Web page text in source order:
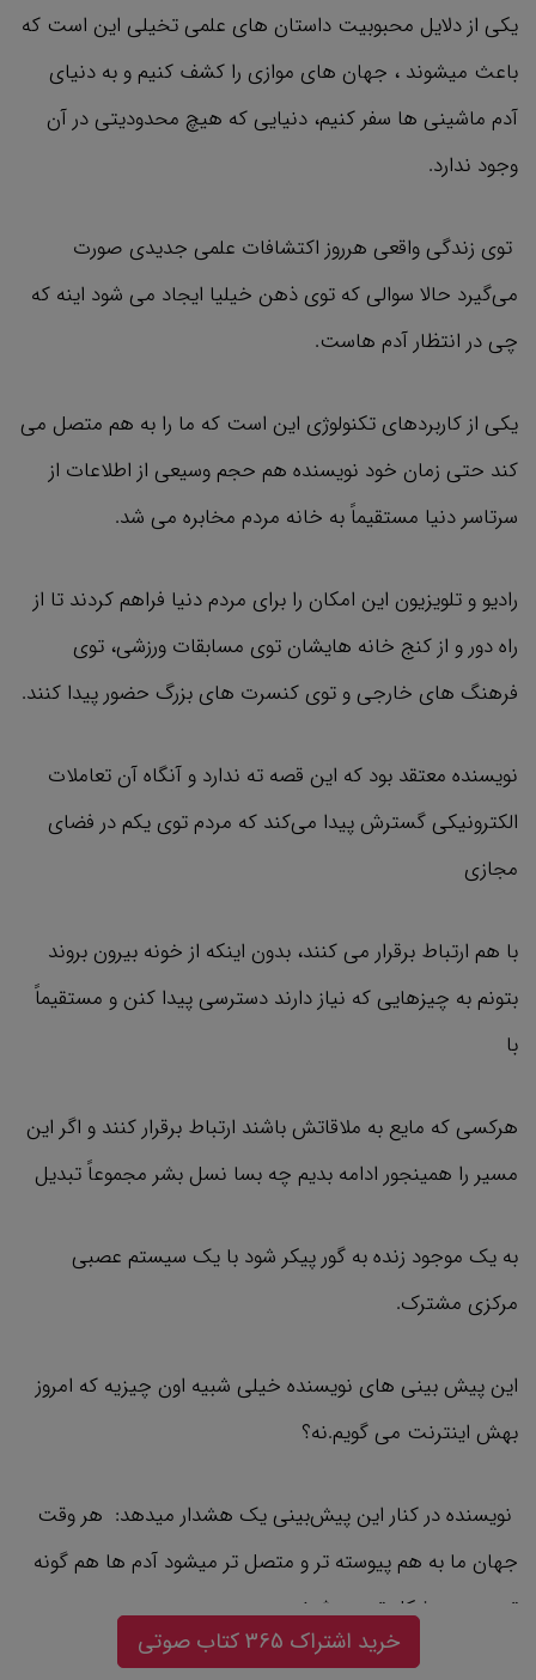
یکی از دلایل محبوبیت داستان های علمی تخیلی این است که
باعث میشوند ، جهان های موازی را کشف کنیم و به دنیای
آدم ماشینی ها سفر کنیم، دنیایی که هیچ محدودیتی در آن
وجود ندارد.
توی زندگی واقعی هرروز اکتشافات علمی جدیدی صورت
می‌گیرد حالا سوالی که توی ذهن خیلیا ایجاد می شود اینه که
چی در انتظار آدم هاست.
یکی از کاربردهای تکنولوژی این است که ما را به هم متصل می
کند حتی زمان خود نویسنده هم حجم وسیعی از اطلاعات از
سرتاسر دنیا مستقیماً به خانه مردم مخابره می شد.
رادیو و تلویزیون این امکان را برای مردم دنیا فراهم کردند تا از
راه دور و از کنج خانه هایشان توی مسابقات ورزشی، توی
فرهنگ های خارجی و توی کنسرت های بزرگ حضور پیدا کنند.
نویسنده معتقد بود که این قصه ته ندارد و آنگاه آن تعاملات
الکترونیکی گسترش پیدا می‌کند که مردم توی یکم در فضای
مجازی
با هم ارتباط برقرار می کنند، بدون اینکه از خونه بیرون بروند
بتونم به چیزهایی که نیاز دارند دسترسی پیدا کنن و مستقیماً
با
هرکسی که مایع به ملاقاتش باشند ارتباط برقرار کنند و اگر این
مسیر را همینجور ادامه بدیم چه بسا نسل بشر مجموعاً تبدیل
به یک موجود زنده به گور پیکر شود با یک سیستم عصبی
مرکزی مشترک.
این پیش بینی های نویسنده خیلی شبیه اون چیزیه که امروز
بهش اینترنت می گویم.نه؟
نویسنده در کنار این پیش‌بینی یک هشدار میدهد: هر وقت
جهان ما به هم پیوسته تر و متصل تر میشود آدم ها هم گونه
تر و همه مشکل تر می شوند.
خرید اشتراک 365 کتاب صوتی